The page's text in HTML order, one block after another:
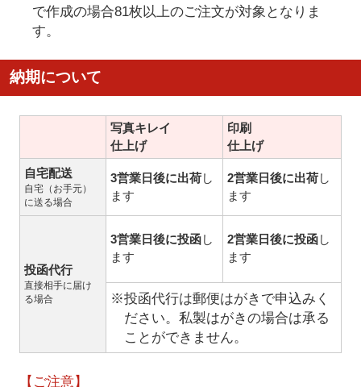
で作成の場合81枚以上のご注文が対象となりま
す。
納期について
写真キレイ
仕上げ
印刷
仕上げ
自宅配送
自宅（お手元）
に送る場合
3営業日後に出荷し
ます
2営業日後に出荷し
ます
投函代行
直接相手に届け
る場合
3営業日後に投函し
ます
2営業日後に投函し
ます
※投函代行は郵便はがきで申込みく
ださい。私製はがきの場合は承る
ことができません。
【ご注意】